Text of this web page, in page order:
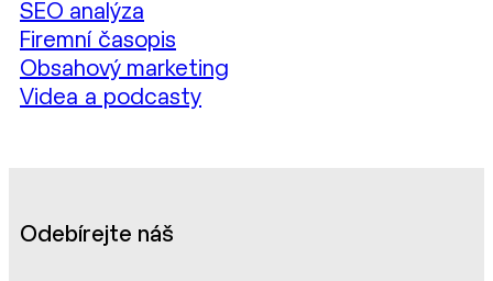
SEO analýza
Firemní časopis
Obsahový marketing
Videa a podcasty
Odebírejte náš